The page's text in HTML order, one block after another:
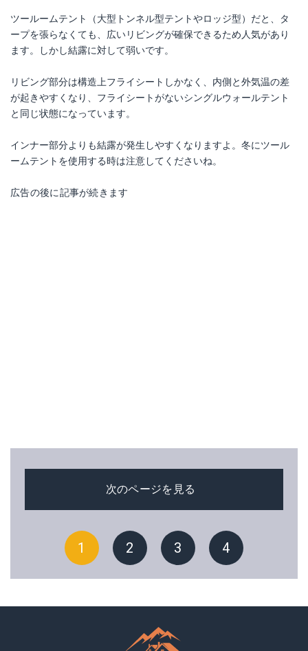
ツールームテント（大型トンネル型テントやロッジ型）だと、タ
ープを張らなくても、広いリビングが確保できるため人気があり
ます。しかし結露に対して弱いです。
リビング部分は構造上フライシートしかなく、内側と外気温の差
が起きやすくなり、フライシートがないシングルウォールテント
と同じ状態になっています。
インナー部分よりも結露が発生しやすくなりますよ。冬にツール
ームテントを使用する時は注意してくださいね。
広告の後に記事が続きます
次のページを見る
1 2 3 4